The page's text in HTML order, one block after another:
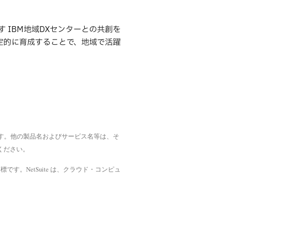
IBM地域DXセンターとの共創を
に育成することで、地域で活躍
。他の製品名およびサービス名等は、そ
さい。
です。NetSuite は、クラウド・コンピュ